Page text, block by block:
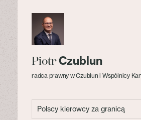
PiotrCzublun
radca prawny w Czublun i Wspólnicy
Polscy kierowcy za granicą